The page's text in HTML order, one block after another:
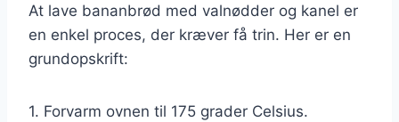
At lave bananbrød med valnødder og kanel er
en enkel proces, der kræver få trin. Her er en
grundopskrift:
1. Forvarm ovnen til 175 grader Celsius.